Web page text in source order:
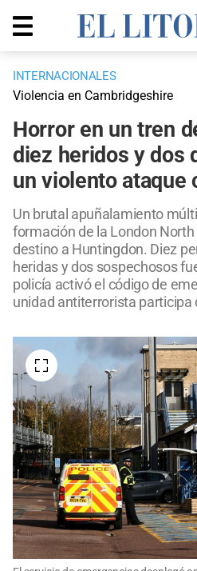
INTERNACIONALES
Violencia en Cambridgeshire
Horror en un tren
diez heridos y dos
un violento ataque
Un brutal apuñalamiento
formación de la London
destino a Huntingdon. Diez
heridas y dos sospechosos
policía activó el código de
unidad antiterrorista participa